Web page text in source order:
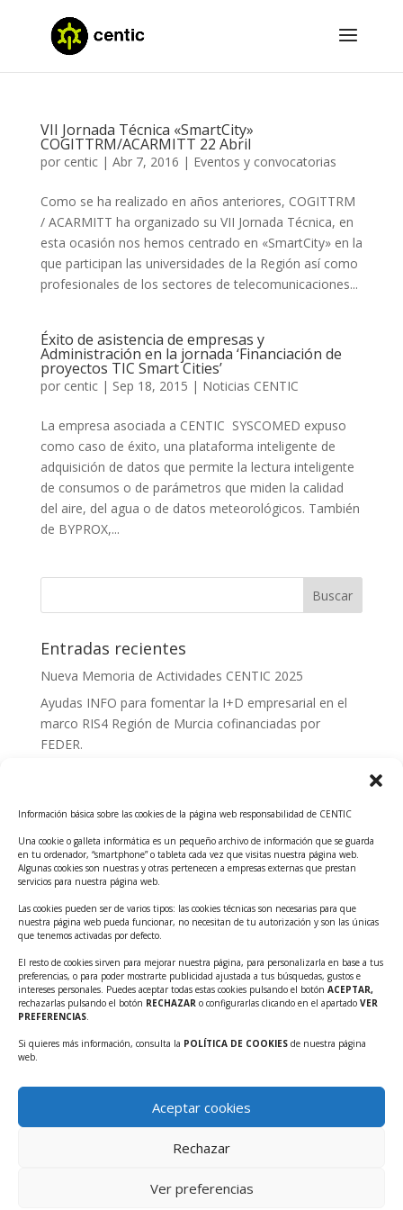
Información básica sobre las cookies de la página web responsabilidad de CENTIC
Una cookie o galleta informática es un pequeño archivo de información que se guarda
en tu ordenador, “smartphone” o tableta cada vez que visitas nuestra página web.
Algunas cookies son nuestras y otras pertenecen a empresas externas que prestan
servicios para nuestra página web.
Las cookies pueden ser de varios tipos: las cookies técnicas son necesarias para que
nuestra página web pueda funcionar, no necesitan de tu autorización y son las únicas
que tenemos activadas por defecto.
El resto de cookies sirven para mejorar nuestra página, para personalizarla en base a tus
preferencias, o para poder mostrarte publicidad ajustada a tus búsquedas, gustos e
intereses personales. Puedes aceptar todas estas cookies pulsando el botón ACEPTAR,
rechazarlas pulsando el botón RECHAZAR o configurarlas clicando en el apartado VER
PREFERENCIAS.
Si quieres más información, consulta la POLÍTICA DE COOKIES de nuestra página
web.
Aceptar cookies
Rechazar
Ver preferencias
VII Jornada Técnica «SmartCity»
COGITTRM/ACARMITT 22 Abril
por centic| Abr 7, 2016 | Eventos y convocatorias
Como se ha realizado en años anteriores, COGITTRM
/ ACARMITT ha organizado su VII Jornada Técnica, en
esta ocasión nos hemos centrado en «SmartCity» en la
que participan las universidades de la Región así como
profesionales de los sectores de telecomunicaciones...
Éxito de asistencia de empresas y
Administración en la jornada ‘Financiación de
proyectos TIC Smart Cities’
por centic| Sep 18, 2015 | Noticias CENTIC
La empresa asociada a CENTIC SYSCOMED expuso
como caso de éxito, una plataforma inteligente de
adquisición de datos que permite la lectura inteligente
de consumos o de parámetros que miden la calidad
del aire, del agua o de datos meteorológicos. También
de BYPROX,...
Entradas recientes
Nueva Memoria de Actividades CENTIC 2025
Ayudas INFO para fomentar la I+D empresarial en el
marco RIS4 Región de Murcia cofinanciadas por
FEDER.
Tecnológicos 2ª ed.
Ayudas INFO para el apoyo a las empresas
innovadoras con potencial tecnológico y escalables
Convocatoria Cheque de Innovación. Ayudas INFO
para la contratación de servicios de Innovación y
Competitividad
Cheque Inversión del INFO. Ayudas para la
contratación de servicios de Innovación y
Competitividad para apoyar rondas de financiación.
Inscripciones abiertas!!
Ayudas INFO para la contratación de servicios de
Innovación y Competitividad (CHEQUE